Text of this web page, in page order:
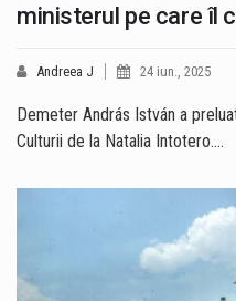
ministerul pe care îl
Andreea J 24 iun., 2025
Demeter András István a
Culturii de la Natalia Intotero.…